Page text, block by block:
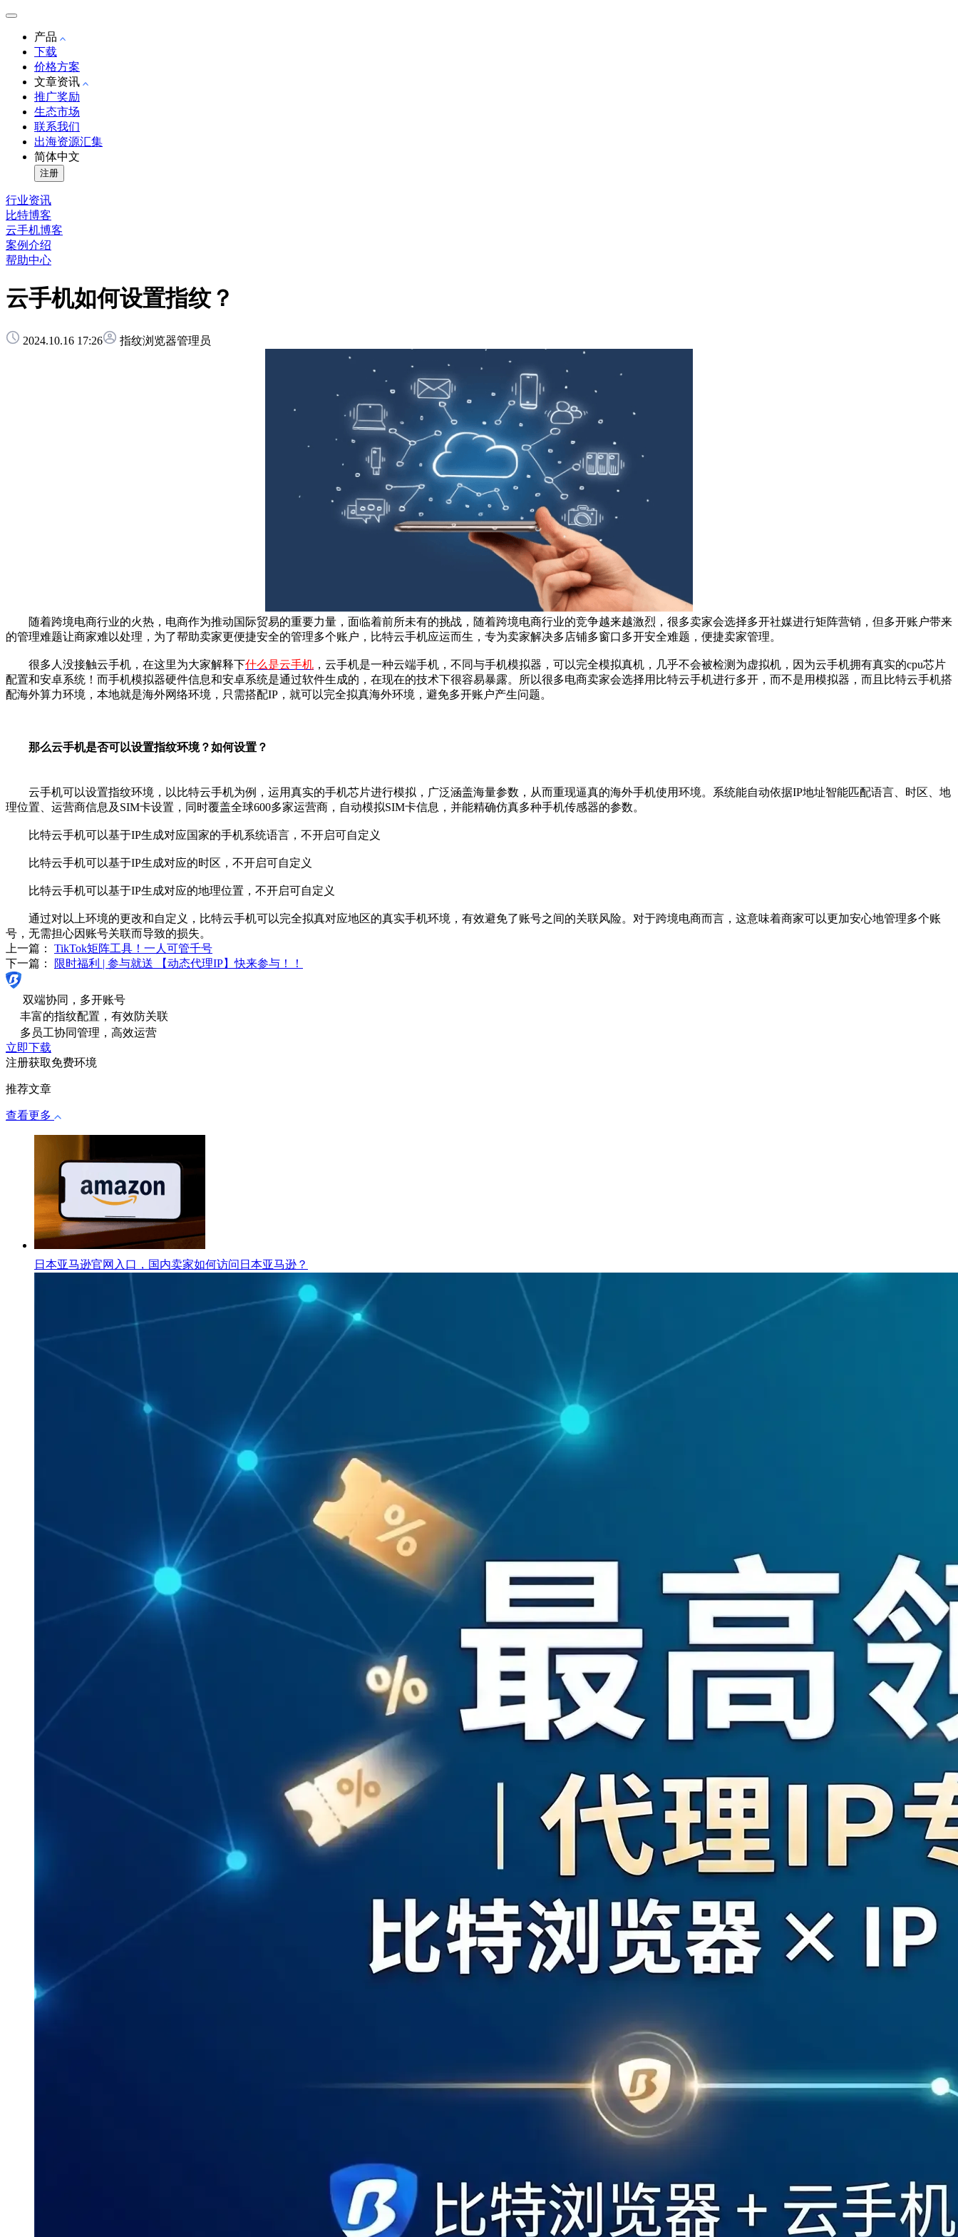
产品
下载
价格方案
文章资讯
推广奖励
生态市场
联系我们
出海资源汇集
简体中文
注册
行业资讯
比特博客
云手机博客
案例介绍
帮助中心
云手机如何设置指纹？
2024.10.16 17:26 指纹浏览器管理员
随着跨境电商行业的火热，电商作为推动国际贸易的重要力量，面临着前所未有的挑战，随着跨境电商行业的竞争越来越激烈，很多卖家会选择多开社媒进行矩阵营销，但多开账户带来
的管理难题让商家难以处理，为了帮助卖家更便捷安全的管理多个账户，比特云手机应运而生，专为卖家解决多店铺多窗口多开安全难题，便捷卖家管理。
很多人没接触云手机，在这里为大家解释下什么是云手机 ，云手机是一种云端手机，不同与手机模拟器，可以完全模拟真机，几乎不会被检测为虚拟机，因为云手机拥有真实的cpu芯片
配置和安卓系统！而手机模拟器硬件信息和安卓系统是通过软件生成的，在现在的技术下很容易暴露。所以很多电商卖家会选择用比特云手机进行多开，而不是用模拟器，而且比特云手机搭
配海外算力环境，本地就是海外网络环境，只需搭配IP，就可以完全拟真海外环境，避免多开账户产生问题。
那么云手机是否可以设置指纹环境？如何设置？
云手机可以设置指纹环境，以比特云手机为例，运用真实的手机芯片进行模拟，广泛涵盖海量参数，从而重现逼真的海外手机使用环境。系统能自动依据IP地址智能匹配语言、时区、地
理位置、运营商信息及SIM卡设置，同时覆盖全球600多家运营商，自动模拟SIM卡信息，并能精确仿真多种手机传感器的参数。
比特云手机可以基于IP生成对应国家的手机系统语言，不开启可自定义
比特云手机可以基于IP生成对应的时区，不开启可自定义
比特云手机可以基于IP生成对应的地理位置，不开启可自定义
通过对以上环境的更改和自定义，比特云手机可以完全拟真对应地区的真实手机环境，有效避免了账号之间的关联风险。对于跨境电商而言，这意味着商家可以更加安心地管理多个账
号，无需担心因账号关联而导致的损失。
上一篇： TikTok矩阵工具！一人可管千号
下一篇：
限时福利 | 参与就送 【动态代理IP】快来参与！！
双端协同，多开账号
丰富的指纹配置，有效防关联
多员工协同管理，高效运营
立即下载
注册获取免费环境
推荐文章
查看更多
日本亚马逊官网入口，国内卖家如何访问日本亚马逊？